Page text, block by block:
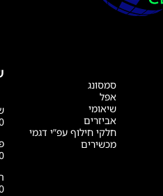
סמסונג
אפל
שיאומי
אביזרים
חלקי חילוף עפ”י דגמי
מכשירים